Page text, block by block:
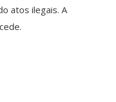
atos ilegais. A